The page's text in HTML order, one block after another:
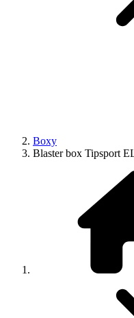
Boxy
Blaster box Tipsport